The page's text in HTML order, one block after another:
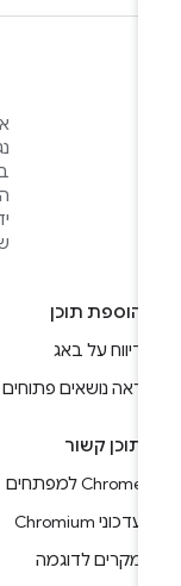
הוספת תוכן
דיווח על באג
ראה נושאים פתוחים
תוכן קשור
Chrome למפתחים
עדכוני Chromium
מקרים לדוגמה